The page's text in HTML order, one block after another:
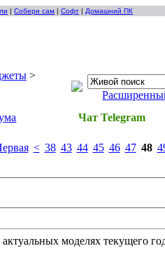
| Собери сам | Софт | Домашний ПК
>
Чат Telegram
< 38 43 44 45 46 47 48
моделях текущего